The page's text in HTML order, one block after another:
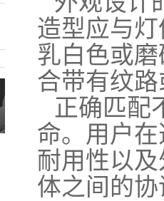
造型应与
乳白色或
合带有纹
正确匹配
命。用户
耐用性以
体之间的